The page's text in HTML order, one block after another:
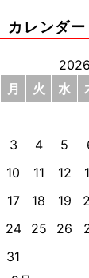
カレンダー
月
火 水
3
4 5
10
11 12
17
18 19
24
25 26
31